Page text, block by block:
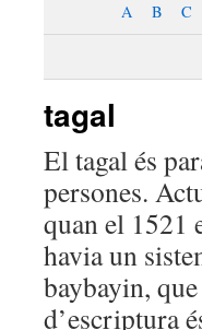
A B C
tagal
El tagal és
persones.
quan el 1521
havia un
baybayin,
d’escriptura